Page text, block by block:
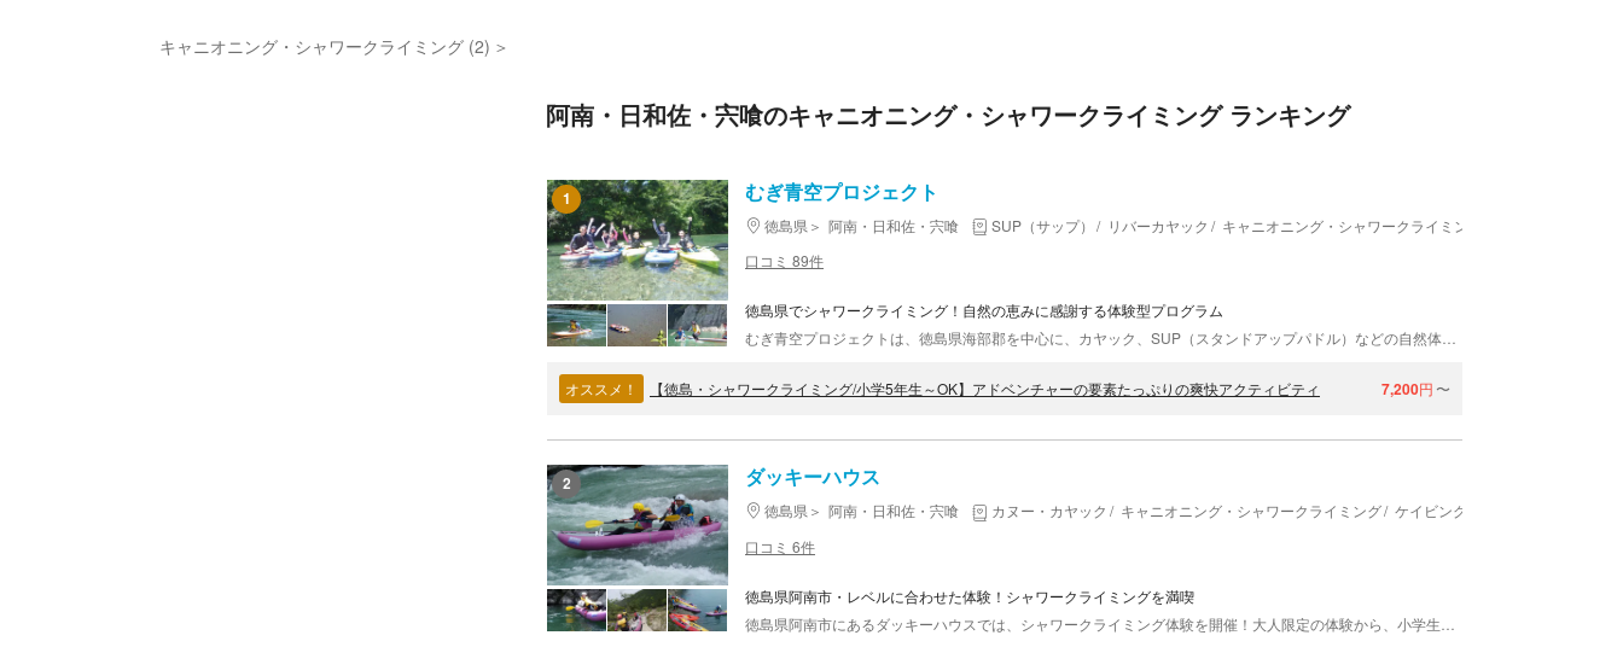
キャニオニング・シャワークライミング (2)
阿南・日和佐・宍喰のキャニオニング・シャワークライミング ランキング
1 むぎ青空プロジェクト
徳島県 阿南・日和佐・宍喰 SUP（サップ） リバーカヤック キャニオニング・シャワークライミング
口コミ 89件
徳島県でシャワークライミング！自然の恵みに感謝する体験型プログラム
オススメ！ 【徳島・シャワークライミング/小学5年生～OK】アドベンチャーの要素たっぷりの爽快アクティビティ 7,200円 〜
2 ダッキーハウス
徳島県 阿南・日和佐・宍喰 カヌー・カヤック キャニオニング・シャワークライミング ケイビング・洞窟探検
口コミ 6件
徳島県阿南市・レベルに合わせた体験！シャワークライミングを満喫